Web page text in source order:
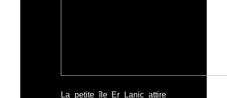
La petite île Er Lanic attire